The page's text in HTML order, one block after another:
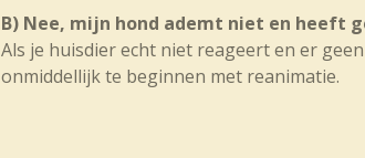
B) Nee, mijn hond ademt niet en heeft
Als je huisdier echt niet reageert en er
onmiddellijk te beginnen met reanimatie.